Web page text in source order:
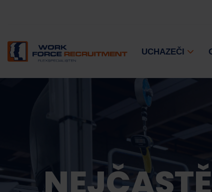
UCHAZEČI